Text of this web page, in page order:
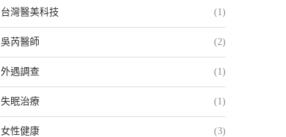
台灣醫美科技 (1)
吳芮醫師 (2)
外遇調查 (1)
失眠治療 (1)
女性健康 (3)